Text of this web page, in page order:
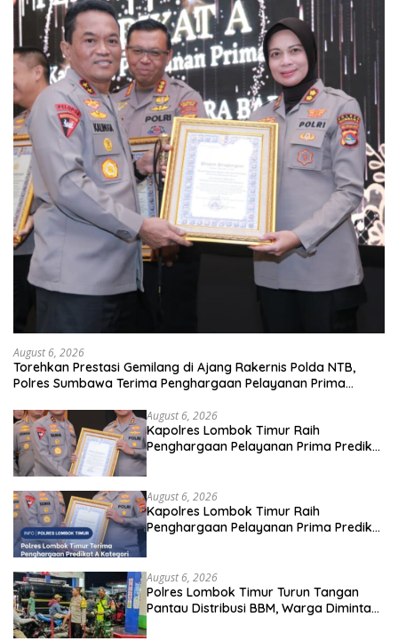
August 6, 2026
Torehkan Prestasi Gemilang di Ajang Rakernis Polda NTB,
Polres Sumbawa Terima Penghargaan Pelayanan Prima
August 6, 2026
Kapolres Lombok Timur Raih
Penghargaan Pelayanan Prima Predikat
August 6, 2026
Kapolres Lombok Timur Raih
Penghargaan Pelayanan Prima Predikat
August 6, 2026
Polres Lombok Timur Turun Tangan
Pantau Distribusi BBM, Warga Diminta